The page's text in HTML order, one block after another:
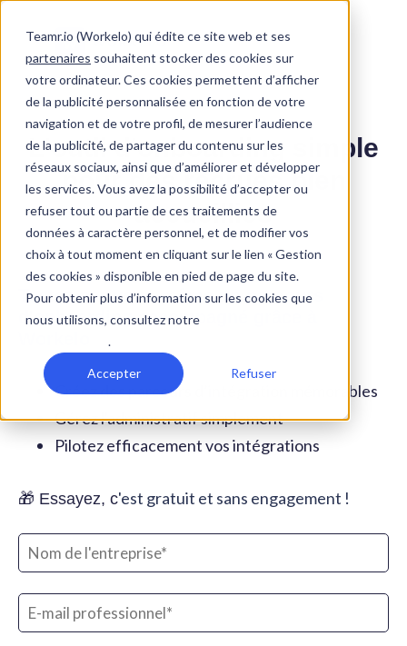
Teamr.io (Workelo) qui édite ce site web et ses
partenaires souhaitent stocker des cookies sur
votre ordinateur. Ces cookies permettent d’afficher
de la publicité personnalisée en fonction de votre
navigation et de votre profil, de mesurer l’audience
de la publicité, de partager du contenu sur les
réseaux sociaux, ainsi que d’améliorer et développer
les services. Vous avez la possibilité d’accepter ou
refuser tout ou partie de ces traitements de
données à caractère personnel, et de modifier vos
choix à tout moment en cliquant sur le lien « Gestion
des cookies » disponible en pied de page du site.
Pour obtenir plus d’information sur les cookies que
nous utilisons, consultez notre
.
Accepter Refuser
L'outil d'onboarding simple
pour des recrues bien
accueillies
Testez par vous-même un parcours
d'onboarding accompagné grâce à
Créez des parcours d’intégration mémorables
Gérez l'administratif simplement
Pilotez efficacement vos intégrations
🎁 Essayez, c'est gratuit et sans engagement !